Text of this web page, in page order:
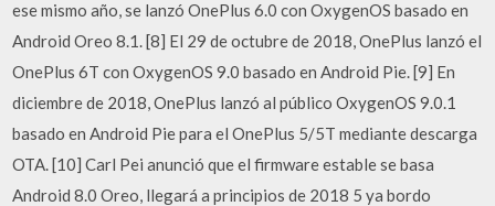
ese mismo año, se lanzó OnePlus 6.0 con OxygenOS basado en
Android Oreo 8.1. [8] El 29 de octubre de 2018, OnePlus lanzó el
OnePlus 6T con OxygenOS 9.0 basado en Android Pie. [9] En
diciembre de 2018, OnePlus lanzó al público OxygenOS 9.0.1
basado en Android Pie para el OnePlus 5/5T mediante descarga
OTA. [10] Carl Pei anunció que el firmware estable se basa
Android 8.0 Oreo, llegará a principios de 2018 5 ya bordo